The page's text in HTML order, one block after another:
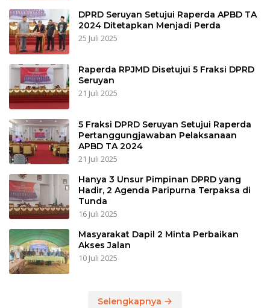
DPRD Seruyan Setujui Raperda APBD TA
2024 Ditetapkan Menjadi Perda
25 Juli 2025
Raperda RPJMD Disetujui 5 Fraksi DPRD
Seruyan
21 Juli 2025
5 Fraksi DPRD Seruyan Setujui Raperda
Pertanggungjawaban Pelaksanaan
APBD TA 2024
21 Juli 2025
Hanya 3 Unsur Pimpinan DPRD yang
Hadir, 2 Agenda Paripurna Terpaksa di
Tunda
16 Juli 2025
Masyarakat Dapil 2 Minta Perbaikan
Akses Jalan
10 Juli 2025
Selengkapnya